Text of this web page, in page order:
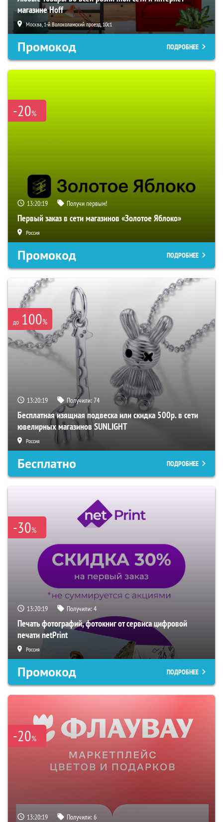
магазине Hoff
Москва, 1-й Волоколамский проезд, 10с1
Промокод ПОДРОБНЕЕ
-20%
13:20:19 Получи первым!
Первый заказ в сети магазинов «Золотое Яблоко»
Россия
Промокод ПОДРОБНЕЕ
до 100%
13:20:19 Получили:74
Бесплатная изящная подвеска или скидка 500р. в сети
ювелирных магазинов SUNLIGHT
Россия
Бесплатно ПОДРОБНЕЕ
-30%
13:20:19 Получили:4
Печать фотографий, фотокниг от сервиса цифровой
печати netPrint
Россия
Промокод ПОДРОБНЕЕ
-20%
13:20:19 Получили:6